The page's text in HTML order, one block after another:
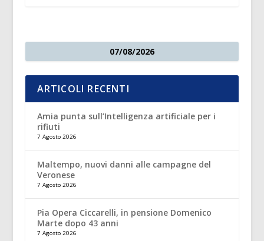
07/08/2026
ARTICOLI RECENTI
Amia punta sull’Intelligenza artificiale per i
rifiuti
7 Agosto 2026
Maltempo, nuovi danni alle campagne del
Veronese
7 Agosto 2026
Pia Opera Ciccarelli, in pensione Domenico
Marte dopo 43 anni
7 Agosto 2026